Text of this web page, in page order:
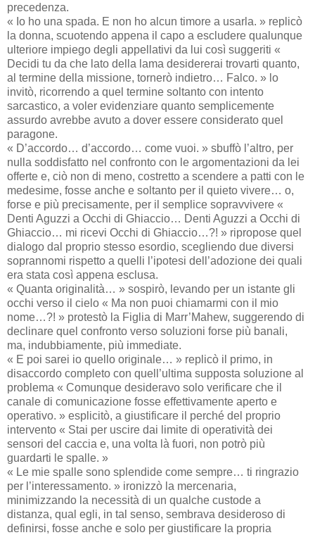
precedenza.
« Io ho una spada. E non ho alcun timore a usarla. » replicò
la donna, scuotendo appena il capo a escludere qualunque
ulteriore impiego degli appellativi da lui così suggeriti «
Decidi tu da che lato della lama desidererai trovarti quanto,
al termine della missione, tornerò indietro… Falco. » lo
invitò, ricorrendo a quel termine soltanto con intento
sarcastico, a voler evidenziare quanto semplicemente
assurdo avrebbe avuto a dover essere considerato quel
paragone.
« D’accordo… d’accordo… come vuoi. » sbuffò l’altro, per
nulla soddisfatto nel confronto con le argomentazioni da lei
offerte e, ciò non di meno, costretto a scendere a patti con le
medesime, fosse anche e soltanto per il quieto vivere… o,
forse e più precisamente, per il semplice sopravvivere «
Denti Aguzzi a Occhi di Ghiaccio… Denti Aguzzi a Occhi di
Ghiaccio… mi ricevi Occhi di Ghiaccio…?! » ripropose quel
dialogo dal proprio stesso esordio, scegliendo due diversi
soprannomi rispetto a quelli l’ipotesi dell’adozione dei quali
era stata così appena esclusa.
« Quanta originalità… » sospirò, levando per un istante gli
occhi verso il cielo « Ma non puoi chiamarmi con il mio
nome…?! » protestò la Figlia di Marr’Mahew, suggerendo di
declinare quel confronto verso soluzioni forse più banali,
ma, indubbiamente, più immediate.
« E poi sarei io quello originale… » replicò il primo, in
disaccordo completo con quell’ultima supposta soluzione al
problema « Comunque desideravo solo verificare che il
canale di comunicazione fosse effettivamente aperto e
operativo. » esplicitò, a giustificare il perché del proprio
intervento « Stai per uscire dai limite di operatività dei
sensori del caccia e, una volta là fuori, non potrò più
guardarti le spalle. »
« Le mie spalle sono splendide come sempre… ti ringrazio
per l’interessamento. » ironizzò la mercenaria,
minimizzando la necessità di un qualche custode a
distanza, qual egli, in tal senso, sembrava desideroso di
definirsi, fosse anche e solo per giustificare la propria